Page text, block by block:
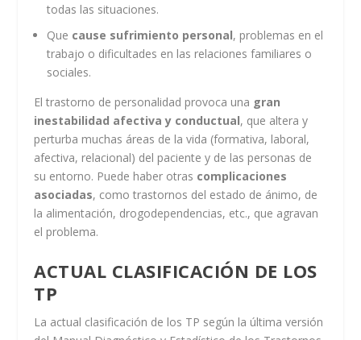
todas las situaciones.
Que cause sufrimiento personal, problemas en el
trabajo o dificultades en las relaciones familiares o
sociales.
El trastorno de personalidad provoca una gran
inestabilidad afectiva y conductual, que altera y
perturba muchas áreas de la vida (formativa, laboral,
afectiva, relacional) del paciente y de las personas de
su entorno. Puede haber otras complicaciones
asociadas, como trastornos del estado de ánimo, de
la alimentación, drogodependencias, etc., que agravan
el problema.
ACTUAL CLASIFICACIÓN DE LOS
TP
La actual clasificación de los TP según la última versión